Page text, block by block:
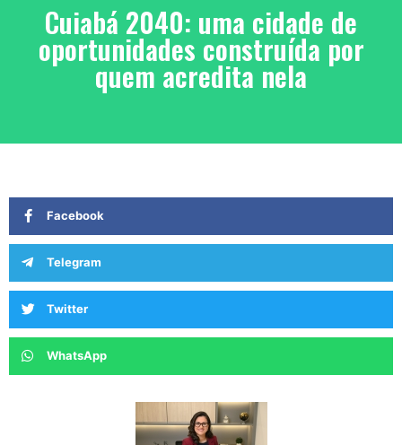
Cuiabá 2040: uma cidade de
oportunidades construída por
quem acredita nela
Facebook
Telegram
Twitter
WhatsApp